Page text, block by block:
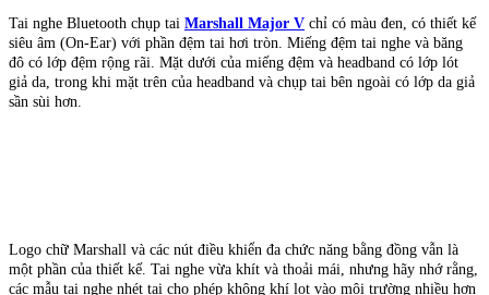
Tai nghe Bluetooth chụp tai Marshall Major V chỉ có màu đen, có thiết kế
siêu âm (On-Ear) với phần đệm tai hơi tròn. Miếng đệm tai nghe và băng
đô có lớp đệm rộng rãi. Mặt dưới của miếng đệm và headband có lớp lót
giả da, trong khi mặt trên của headband và chụp tai bên ngoài có lớp da giả
sần sùi hơn.
Logo chữ Marshall và các nút điều khiển đa chức năng bằng đồng vẫn là
một phần của thiết kế. Tai nghe vừa khít và thoải mái, nhưng hãy nhớ rằng,
các mẫu tai nghe nhét tai cho phép không khí lọt vào môi trường nhiều hơn